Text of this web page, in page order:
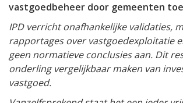
vastgoedbeheer door gemeenten
IPD verricht onafhankelijke validaties,
rapportages over vastgoedexploitatie
geen normatieve conclusies aan. Dit
onderling vergelijkbaar maken van
vastgoed.